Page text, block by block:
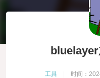
工具 时间：